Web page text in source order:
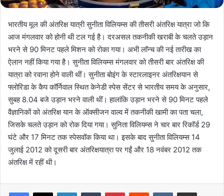
भारतीय मूल की अंतरिक्ष यात्री सुनीता विलियम्स की तीसरी अंतरिक्ष यात्रा जो कि
आज मंगलवार को होनी थी टल गई है। दरअसल तकनीकी खराबी के चलते उड़ान
भरने से 90 मिनट पहले मिशन को रोका गया। अभी लॉन्च की नई तारीख का
ऐलान नहीं किया गया है। सुनीता विलियम्स मंगलवार को तीसरी बार अंतरिक्ष की
यात्रा को रवाना होने वाली थीं। सुनीता बोइंग के स्टारलाइनर अंतरिक्षयान से
फ्लोरिडा के कैप कॉर्निवाल स्थित केनेडी स्पेस सेंटर से भारतीय समय के अनुसार,
सुबह 8.04 बजे उड़ान भरने वाली थीं। हालांकि उड़ान भरने से 90 मिनट पहले
वैज्ञानिकों को अंतरिक्ष यान के ऑक्सीजन वाल्व में तकनीकी खामी का पता चला,
जिसके चलते उड़ान को रोक दिया गया। सुनिता विलियम्स ने चार बार रिकॉर्ड 29
घंटे और 17 मिनट तक स्पेसवॉक किया था। इसके बाद सुनीता विलियम्स 14
जुलाई 2012 को दूसरी बार अंतरिक्षयात्रा पर गईं और 18 नवंबर 2012 तक
अंतरिक्ष में रहीं थी।
LinkedInTumblr PinterestReddit VKontakteShare via Email